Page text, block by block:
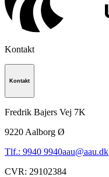
Kontakt
Kontakt
Fredrik Bajers Vej 7K
9220 Aalborg Ø
Tlf.: 9940 9940aau@aau.dk
CVR: 29102384